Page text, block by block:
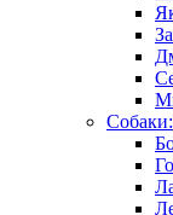
Собаки: